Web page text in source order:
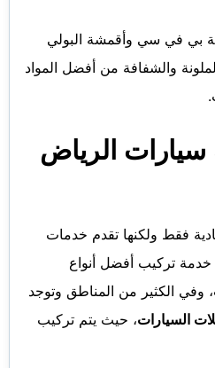
بي في سي وأقمشة البولي
والشفافة من أفضل المواد
الرياض
فقط ولكنها تقدم خدمات
خدمة تركيب أفضل أنواع
وفي الكثير من المناطق وتوجد
السيارات، حيث يتم تركيب